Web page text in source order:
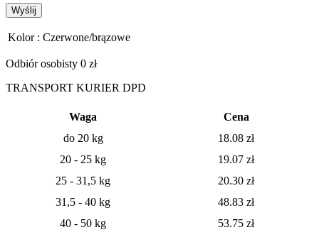
Wyślij
Kolor : Czerwone/brązowe
Odbiór osobisty 0 zł
TRANSPORT KURIER DPD
Waga
Cena
do 20 kg
18.08 zł
20 - 25 kg
19.07 zł
25 - 31,5 kg
20.30 zł
31,5 - 40 kg
48.83 zł
40 - 50 kg
53.75 zł